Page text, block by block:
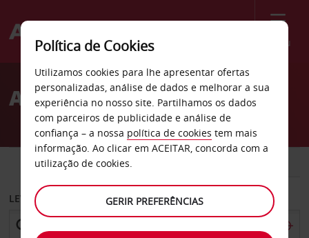
Menu
Welcome
AvisAluguer de carros Plano
CARRO
LEVANTAR EM
Política de Cookies
Utilizamos cookies para lhe apresentar ofertas
personalizadas, análise de dados e melhorar a sua
experiência no nosso site. Partilhamos os dados
com parceiros de publicidade e análise de
confiança – a nossa política de cookies tem mais
informação. Ao clicar em ACEITAR, concorda com a
utilização de cookies.
GERIR PREFERÊNCIAS